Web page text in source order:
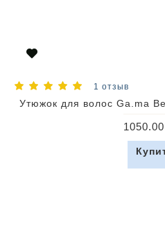
1 отзыв
Утюжок для волос Ga.ma
1050.00